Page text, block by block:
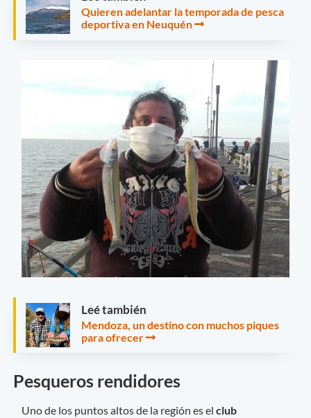
Quieren adelantar la temporada de pesca
deportiva en Neuquén
Leé también
Mendoza, un destino con muchos piques
para ofrecer
Pesqueros rendidores
Uno de los puntos altos de la región es elclub